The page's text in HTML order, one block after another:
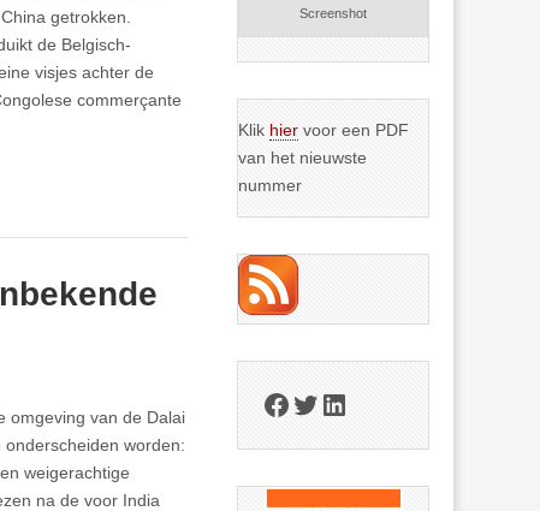
getrokken.
de Belgisch-
visjes achter de
commerçante
omgeving van de Dalai
worden:
weigerachtige
na de voor India
Screenshot
Klik hier voor een PDF
van het nieuwste
nummer
Facebook
Twitter
LinkedIn